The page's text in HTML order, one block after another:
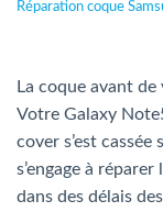
Réparation coque
La coque avant
Votre Galaxy
cover s’est
s’engage à
dans des délais